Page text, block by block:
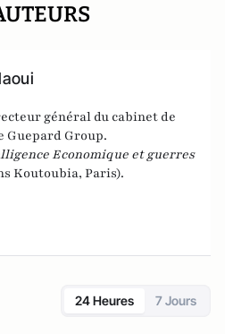
général du cabinet de
Guepard Group.
Economique et guerres
Koutoubia, Paris).
24 Heures 7 Jours